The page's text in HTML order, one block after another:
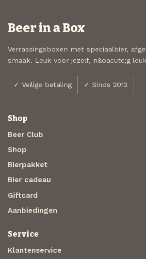
Beer in a Box
Verrassingsboxen met speciaalbier,
smaak. Leuk voor jezelf, n&oacute;g
✓ Veilige betaling ✓ Sinds 2013
Shop
Beer Club
Shop
Bierpakket
Bier cadeau
Giftcard
Aanbiedingen
Service
Klantenservice